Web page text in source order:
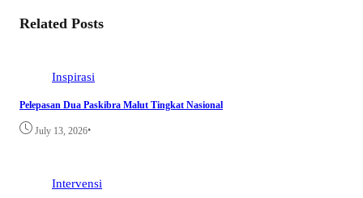
Related Posts
Inspirasi
Pelepasan Dua Paskibra Malut Tingkat Nasional
July 13, 2026•
Intervensi